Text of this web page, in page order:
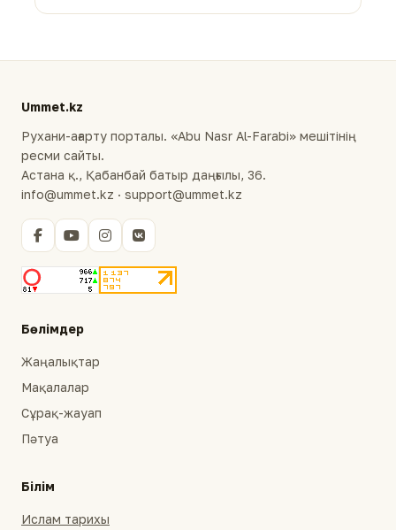
Ummet.kz
Рухани-ағарту порталы. «Abu Nasr Al-Farabi» мешітінің
ресми сайты.
Астана қ., Қабанбай батыр даңғылы, 36.
info@ummet.kz · support@ummet.kz
Бөлімдер
Жаңалықтар
Мақалалар
Сұрақ-жауап
Пәтуа
Білім
Ислам тарихы